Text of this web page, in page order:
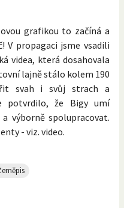
grafikou to začíná a
V propagaci jsme vsadili
videa, která dosahovala
lajně stálo kolem 190
svah i svůj strach a
potvrdilo, že Bigy umí
výborně spolupracovat.
- viz. video.